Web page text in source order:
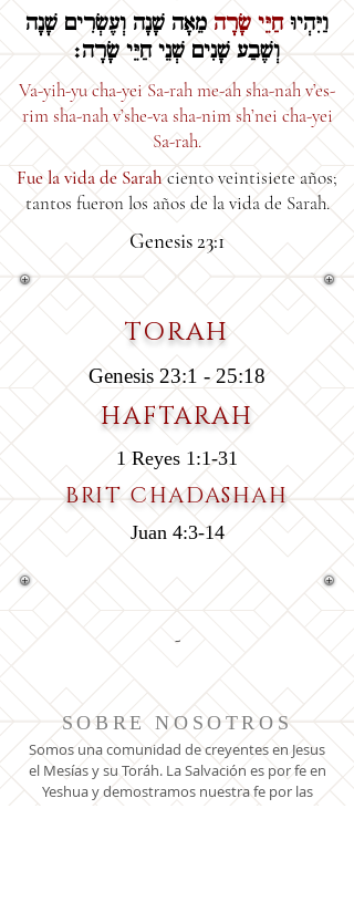
וַיִּהְיוּחַיֵּי שָׂרָהמֵאָה שָׁנָה וְעֶשְׂרִים שָׁנָה
וְשֶׁבַע שָׁנִים שְׁנֵי חַיֵּי שָׂרָה׃
Va-yih-yu cha-yei Sa-rah me-ah sha-nah v’es-
rim sha-nah v’she-va sha-nim sh’nei cha-yei
Sa-rah.
Fue la vida de Sarahciento veintisiete años;
tantos fueron los años de la vida de Sarah.
Genesis 23:1
TORAH
Genesis 23:1 - 25:18
HAFTARAH
1 Reyes 1:1-31
BRIT CHADASHAH
Juan 4:3-14
-
SOBRE NOSOTROS
Somos una comunidad de creyentes en Jesus
el Mesías y su Toráh. La Salvación es por fe en
Yeshua y demostramos nuestra fe por las
obras de obediencia de la Toráh. Amen!